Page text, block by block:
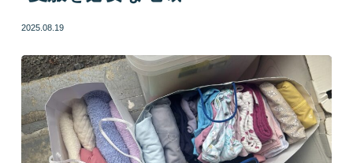
活動報告
会社概要
2025.08.19